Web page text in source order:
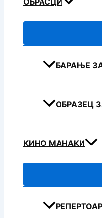
ОБРАСЦИ
БАРАЊЕ
ОБРАЗЕЦ
КИНО МАНАКИ
РЕПЕРТОАР